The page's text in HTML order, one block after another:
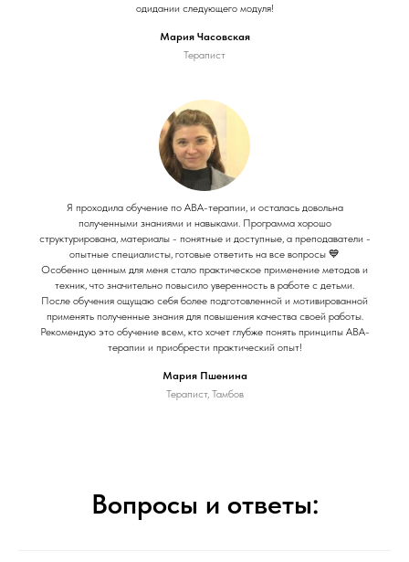
одидании следующего модуля!
Мария Часовская
Терапист
Я проходила обучение по АВА-терапии, и осталась довольна
полученными знаниями и навыками. Программа хорошо
структурирована, материалы - понятные и доступные, а преподаватели -
опытные специалисты, готовые ответить на все вопросы 💙
Особенно ценным для меня стало практическое применение методов и
техник, что значительно повысило уверенность в работе с детьми.
После обучения ощущаю себя более подготовленной и мотивированной
применять полученные знания для повышения качества своей работы.
Рекомендую это обучение всем, кто хочет глубже понять принципы АВА-
терапии и приобрести практический опыт!
Мария Пшенина
Терапист, Тамбов
Вопросы и ответы: